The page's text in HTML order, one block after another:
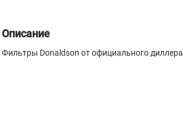
Описание
Фильтры Donaldson от официального диллера